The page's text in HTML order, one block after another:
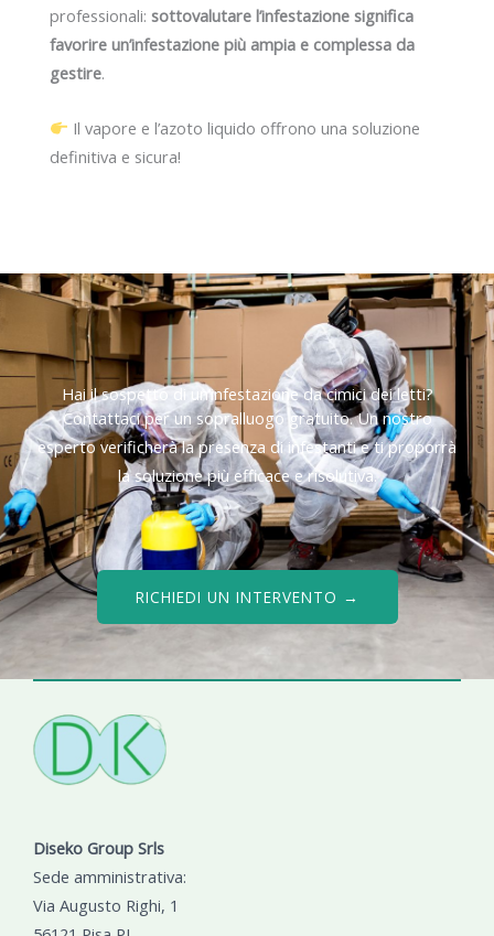
professionali: sottovalutare l’infestazione significa
favorire un’infestazione più ampia e complessa da
gestire.
Il vapore e l’azoto liquido offrono una soluzione
definitiva e sicura!
Hai il sospetto di un’infestazione da cimici dei letti?
Contattaci per un sopralluogo gratuito. Un nostro
esperto verificherà la presenza di infestanti e ti proporrà
la soluzione più efficace e risolutiva.
RICHIEDI UN INTERVENTO →
Diseko Group Srls
Sede amministrativa:
Via Augusto Righi, 1